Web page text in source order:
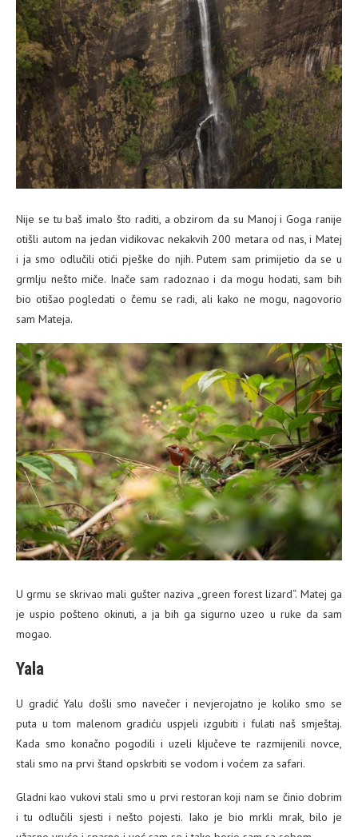
Nije se tu baš imalo što raditi, a obzirom da su Manoj i Goga ranije
otišli autom na jedan vidikovac nekakvih 200 metara od nas, i Matej
i ja smo odlučili otići pješke do njih. Putem sam primijetio da se u
grmlju nešto miče. Inače sam radoznao i da mogu hodati, sam bih
bio otišao pogledati o čemu se radi, ali kako ne mogu, nagovorio
sam Mateja.
U grmu se skrivao mali gušter naziva „green forest lizard“. Matej ga
je uspio pošteno okinuti, a ja bih ga sigurno uzeo u ruke da sam
mogao.
Yala
U gradić Yalu došli smo navečer i nevjerojatno je koliko smo se
puta u tom malenom gradiću uspjeli izgubiti i fulati naš smještaj.
Kada smo konačno pogodili i uzeli ključeve te razmijenili novce,
stali smo na prvi štand opskrbiti se vodom i voćem za safari.
Gladni kao vukovi stali smo u prvi restoran koji nam se činio dobrim
i tu odlučili sjesti i nešto pojesti. Iako je bio mrkli mrak, bilo je